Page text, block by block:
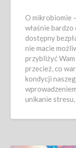
O mikrobiomie
właśnie
dostępny
nie macie
przybliżyć
przecież, co
kondycji
unikanie